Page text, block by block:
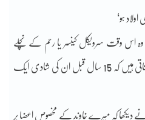
ہو‘
اس وقت سرویکل کینسر یا رحم کے نچلے
حصے کے کینسر سے لڑ رہی ہیں۔ وہ بتاتی ہیں کہ 15 سال قبل ان کی شادی ایک
دیکھا کہ میرے خاوند کے مخصوص اعضا پر